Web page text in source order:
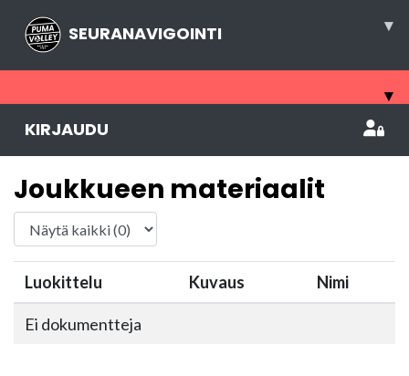
SEURANAVIGOINTI ▾
▾
KIRJAUDU
Joukkueen materiaalit
Luokittelu Kuvaus Nimi
Ei dokumentteja